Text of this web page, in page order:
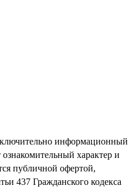
информационный
характер и
публичной офертой,
437 Гражданского кодекса